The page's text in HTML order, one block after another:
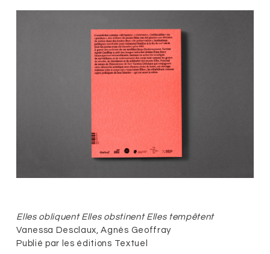
Elles obliquent Elles obstinent Elles tempêtent
Vanessa Desclaux, Agnès Geoffray
Publié par les éditions Textuel